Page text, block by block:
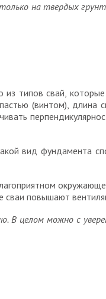
на твердых
типов свай,
(винтом),
вид фундамента
повышают
В целом можно с